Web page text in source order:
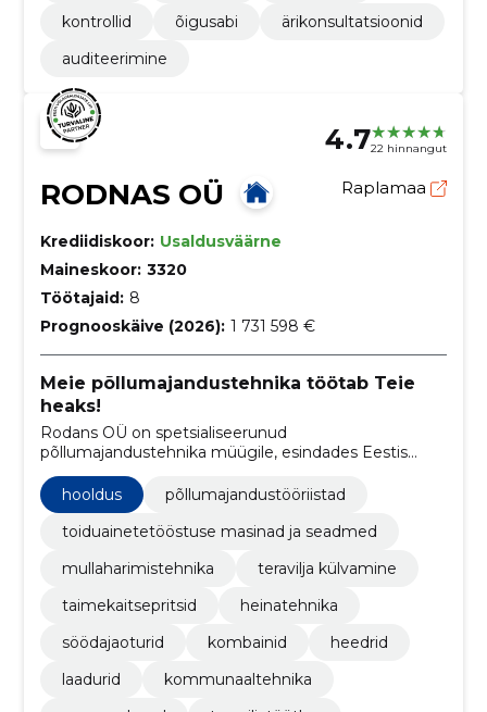
kontrollid
õigusabi
ärikonsultatsioonid
auditeerimine
4.722 hinnangut
RODNAS OÜ Raplamaa
Krediidiskoor: Usaldusväärne
Maineskoor: 3320
Töötajaid: 8
Prognooskäive (2026): 1 731 598 €
Meie põllumajandustehnika töötab Teie
heaks!
Rodans OÜ on spetsialiseerunud
põllumajandustehnika müügile, esindades Eestis
tuntud tootjaid nagu MACDON, MECMAR SPA ja
STEWART AGRICULTURAL alates 2005. aastast.
Lisaks tehnika müügile pakub ettevõte kvaliteetset
hooldus- ja remonditeenust ning varuosade
hooldus
põllumajandustööriistad
toiduainetetööstuse masinad ja seadmed
mullaharimistehnika
teravilja külvamine
taimekaitsepritsid
heinatehnika
söödajaoturid
kombainid
heedrid
laadurid
kommunaaltehnika